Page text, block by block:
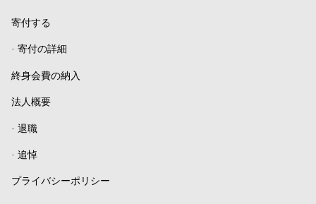
寄付する
- 寄付の詳細
終身会費の納入
法人概要
- 退職
- 追悼
プライバシーポリシー